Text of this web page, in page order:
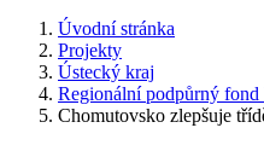
Úvodní stránka
Projekty
Ústecký kraj
Regionální podpůrný fond
Chomutovsko zlepšuje